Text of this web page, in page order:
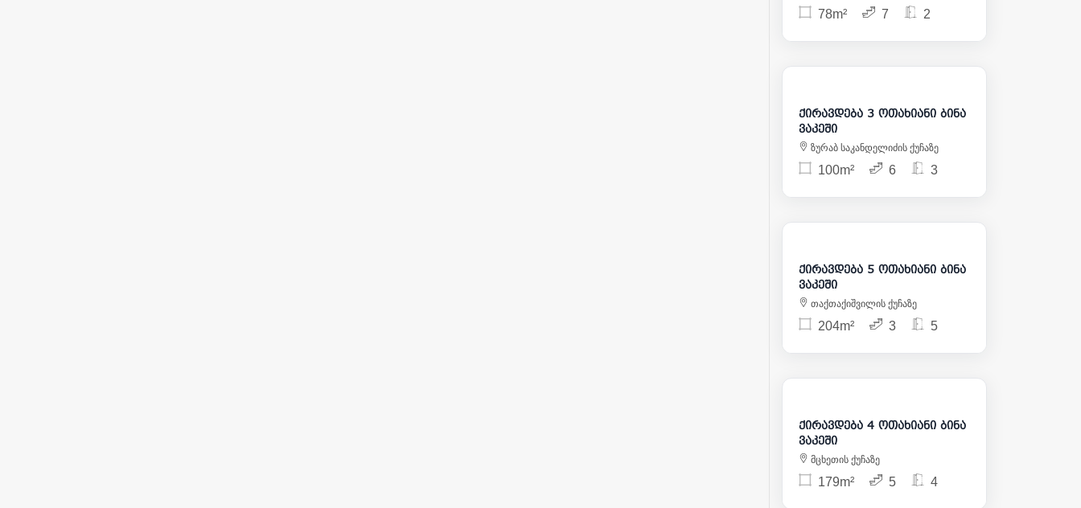
78m² 7 2
1 500
ქირავდება 3 ოთახიანი ბინა
ვაკეში
ზურაბ საკანდელიძის ქუჩაზე
100m² 6 3
1 500
ქირავდება 5 ოთახიანი ბინა
ვაკეში
თაქთაქიშვილის ქუჩაზე
204m² 3 5
2 500
ქირავდება 4 ოთახიანი ბინა
ვაკეში
მცხეთის ქუჩაზე
179m² 5 4